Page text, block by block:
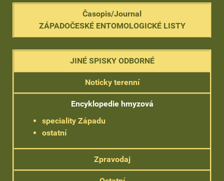
Časopis/Journal
ZÁPADOČESKÉ ENTOMOLOGICKÉ LISTY
JINÉ SPISKY ODBORNÉ
Noticky terenní
Encyklopedie hmyzová
speciality Západu
ostatní
Zpravodaj